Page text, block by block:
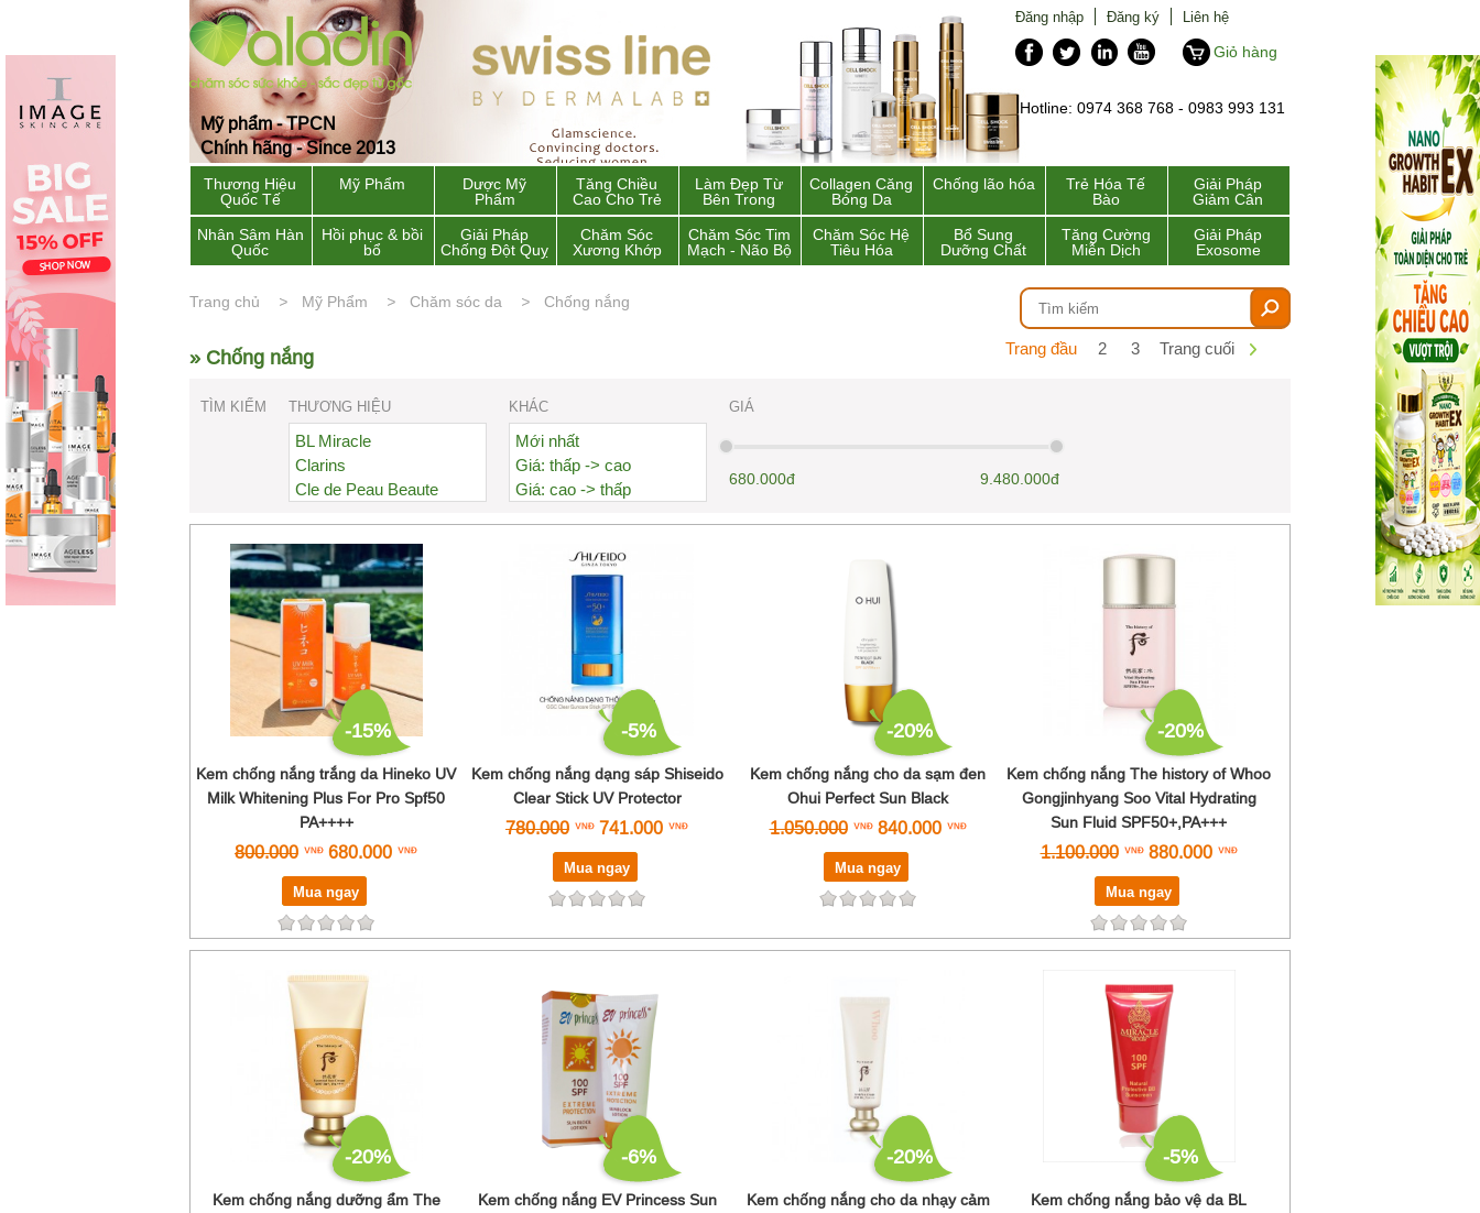
Mỹ phẩm - TPCN
Chính hãng - Since 2013
Đăng nhập Đăng ký
Liên hệ
Giỏ hàng
Hotline: 0974 368 768 - 0983 993 131
Thương Hiệu
Quốc Tế
Mỹ Phẩm
Dược Mỹ
Phẩm
Tăng Chiều
Cao Cho Trẻ
Làm Đẹp Từ
Bên Trong
Collagen Căng
Bóng Da
Chống lão hóa
Trẻ Hóa Tế
Bào
Giải Pháp
Giảm Cân
Nhân Sâm Hàn
Quốc
Hồi phục & bồi
bổ
Giải Pháp
Chống Đột Quỵ
Chăm Sóc
Xương Khớp
Chăm Sóc Tim
Mạch - Não Bộ
Chăm Sóc Hệ
Tiêu Hóa
Bổ Sung
Dưỡng Chất
Tăng Cường
Miễn Dịch
Giải Pháp
Exosome
Trang chủ Mỹ Phẩm Chăm sóc da Chống nắng
» Chống nắng Trang đầu 2 3 Trang cuối
TÌM KIẾM THƯƠNG HIỆU
BL Miracle
Clarins
Cle de Peau Beaute
Hineko
Kosé
La Mer
La Prairie
Lancôme
Nichiei Asia
Ohui
Premier Dead Sea
Shiseido
Sisley
Sulwhasoo
Valmont
The history of Whoo
KHÁC
Mới nhất
Giá: thấp -> cao
Giá: cao -> thấp
Đánh giá cao nhất
GIÁ
680.000đ 9.480.000đ
-15%
Kem chống nắng trắng da Hineko UV
Milk Whitening Plus For Pro Spf50
PA++++
800.000 680.000
Mua ngay
-5%
Kem chống nắng dạng sáp Shiseido
Clear Stick UV Protector
780.000 741.000
Mua ngay
-20%
Kem chống nắng cho da sạm đen
Ohui Perfect Sun Black
1.050.000 840.000
Mua ngay
-20%
Kem chống nắng The history of Whoo
Gongjinhyang Soo Vital Hydrating
Sun Fluid SPF50+,PA+++
1.100.000 880.000
Mua ngay
-20%
Kem chống nắng dưỡng ẩm The
-6%
Kem chống nắng EV Princess Sun
-20%
Kem chống nắng cho da nhạy cảm
-5%
Kem chống nắng bảo vệ da BL